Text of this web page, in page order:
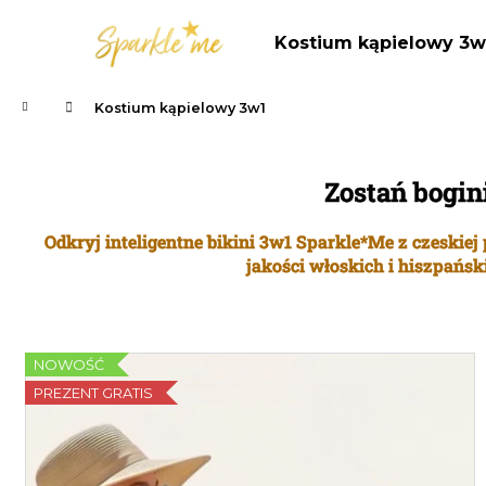
Kostium kąpielowy
Home Kostium kąpielowy 3w1
Zostań
Odkryj inteligentne bikini 3w1 Sparkle*Me z
jakości włoskich i
L
i
s
NOWOŚĆ
PREZENT GRATIS
do sklepu
do sklepu